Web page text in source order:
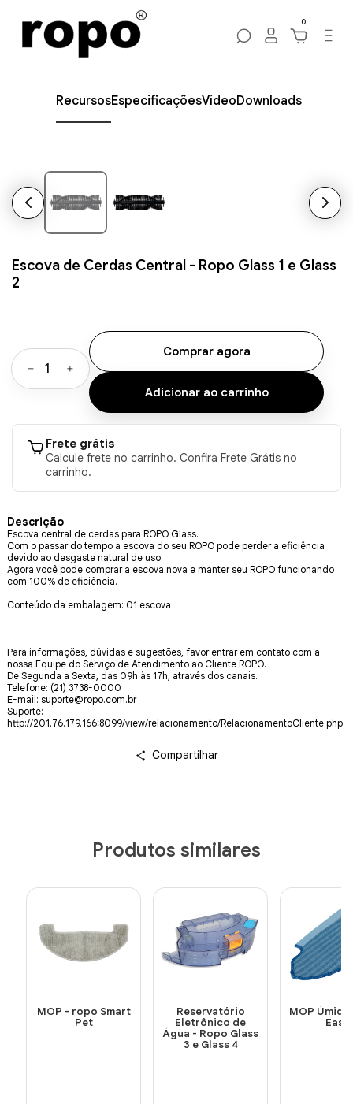
0
RecursosEspecificaçõesVídeoDownloads
Escova de Cerdas Central - Ropo Glass 1 e Glass
2
Comprar agora
Frete grátis
Calcule frete no carrinho. Confira Frete Grátis no
carrinho.
Descrição
Escova central de cerdas para ROPO Glass.
Com o passar do tempo a escova do seu ROPO pode perder a eficiência
devido ao desgaste natural de uso.
Agora você pode comprar a escova nova e manter seu ROPO funcionando
com 100% de eficiência.
Conteúdo da embalagem: 01 escova
Para informações, dúvidas e sugestões, favor entrar em contato com a
nossa Equipe do Serviço de Atendimento ao Cliente ROPO.
De Segunda a Sexta, das 09h às 17h, através dos canais.
Telefone: (21) 3738-0000
E-mail: suporte@ropo.com.br
Suporte:
http://201.76.179.166:8099/view/relacionamento/RelacionamentoCliente.php
Compartilhar
Produtos similares
MOP - ropo Smart
Pet
Reservatório
Eletrônico de
Água - Ropo Glass
3 e Glass 4
MOP
Easy